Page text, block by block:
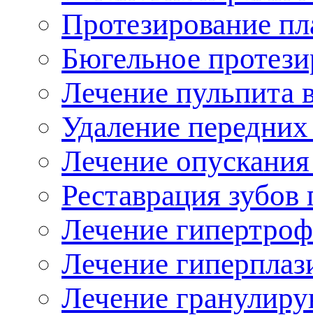
Протезирование
Бюгельное
Лечение
Удаление
Лечение
Реставрация
Лечение
Лечение
Лечение